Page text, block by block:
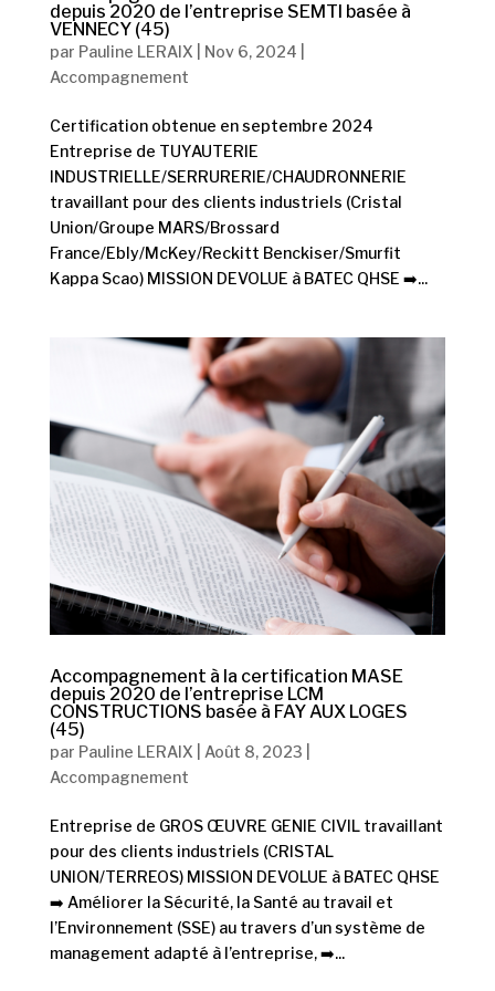
depuis 2020 de l’entreprise SEMTI basée à
VENNECY (45)
par Pauline LERAIX Nov 6, 2024
Accompagnement
Certification obtenue en septembre 2024
Entreprise de TUYAUTERIE
INDUSTRIELLE/SERRURERIE/CHAUDRONNERIE
travaillant pour des clients industriels (Cristal
Union/Groupe MARS/Brossard
France/Ebly/McKey/Reckitt Benckiser/Smurfit
Kappa Scao) MISSION DEVOLUE à BATEC QHSE ➡️...
Accompagnement à la certification MASE
depuis 2020 de l’entreprise LCM
CONSTRUCTIONS basée à FAY AUX LOGES
(45)
par Pauline LERAIX Août 8, 2023
Accompagnement
Entreprise de GROS ŒUVRE GENIE CIVIL travaillant
pour des clients industriels (CRISTAL
UNION/TERREOS) MISSION DEVOLUE à BATEC QHSE
➡️ Améliorer la Sécurité, la Santé au travail et
l’Environnement (SSE) au travers d’un système de
management adapté à l’entreprise, ➡️...